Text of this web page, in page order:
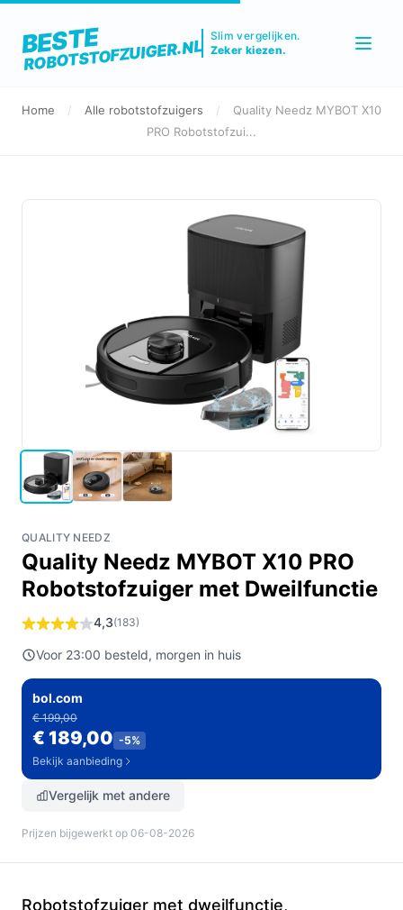
BESTE
ROBOTSTOFZUIGER.NL
Slim vergelijken.
Zeker kiezen.
Home / Alle robotstofzuigers /
Quality Needz MYBOT X10
PRO Robotstofzui...
QUALITY NEEDZ
Quality Needz MYBOT X10 PRO
Robotstofzuiger met Dweilfunctie
4,3(183)
Voor 23:00 besteld, morgen in huis
bol.com
€ 199,00
€ 189,00 -5%
Bekijk aanbieding
Vergelijk met andere
Prijzen bijgewerkt op 06-08-2026
Robotstofzuiger met dweilfunctie,